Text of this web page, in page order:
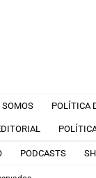
SOMOS POLÍTICA
PODCASTS